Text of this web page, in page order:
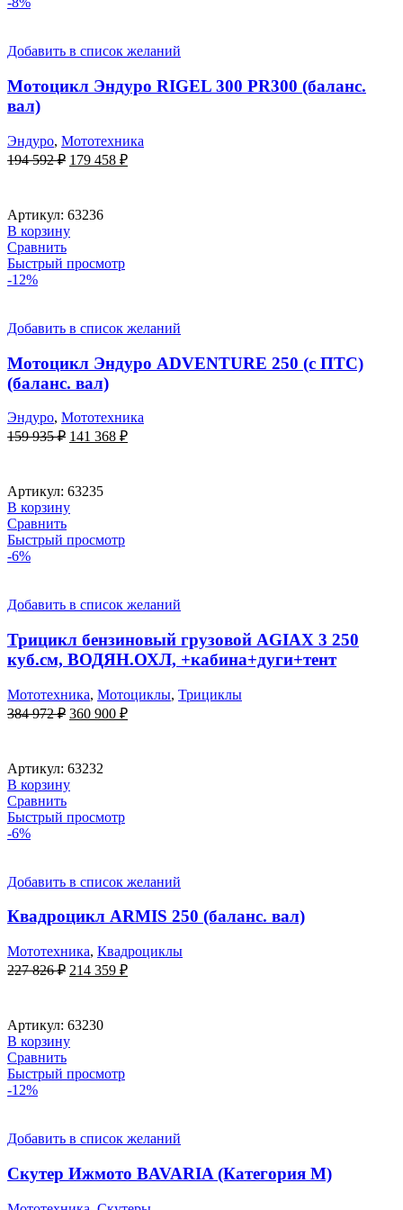
Добавить в список желаний
Мотоцикл Эндуро RIGEL 300 PR300 (баланс.
вал)
Эндуро, Мототехника
194 592₽ Первоначальная
592 ₽.
179 458 ₽Текущая
Артикул: 63236
В корзину
Сравнить
Быстрый просмотр
-12%
Добавить в список желаний
Мотоцикл Эндуро ADVENTURE 250 (с ПТС)
(баланс. вал)
Эндуро, Мототехника
159 935₽ Первоначальная
935 ₽.
141 368 ₽Текущая
Артикул: 63235
В корзину
Сравнить
Быстрый просмотр
-6%
Добавить в список желаний
Трицикл бензиновый грузовой AGIAX 3 250
куб.см, ВОДЯН.ОХЛ, +кабина+дуги+тент
Мототехника, Мотоциклы, Трициклы
384 972₽ Первоначальная
972 ₽.
360 900 ₽Текущая
Артикул: 63232
В корзину
Сравнить
Быстрый просмотр
-6%
Добавить в список желаний
Квадроцикл ARMIS 250 (баланс. вал)
Мототехника, Квадроциклы
227 826₽ Первоначальная
826 ₽.
214 359 ₽Текущая
Артикул: 63230
В корзину
Сравнить
Быстрый просмотр
-12%
Добавить в список желаний
Скутер Ижмото BAVARIA (Категория М)